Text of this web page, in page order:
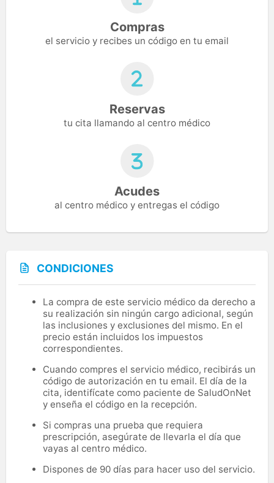
Compras
el servicio y recibes un código en tu email
Reservas
tu cita llamando al centro médico
Acudes
al centro médico y entregas el código
CONDICIONES
La compra de este servicio médico da derecho a
su realización sin ningún cargo adicional, según
las inclusiones y exclusiones del mismo. En el
precio están incluidos los impuestos
correspondientes.
Cuando compres el servicio médico, recibirás un
código de autorización en tu email. El día de la
cita, identifícate como paciente de SaludOnNet
y enseña el código en la recepción.
Si compras una prueba que requiera
prescripción, asegúrate de llevarla el día que
vayas al centro médico.
Dispones de 90 días para hacer uso del servicio.